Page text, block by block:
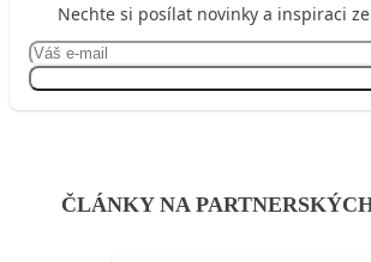
Nechte si posílat novinky a inspiraci
ČLÁNKY NA